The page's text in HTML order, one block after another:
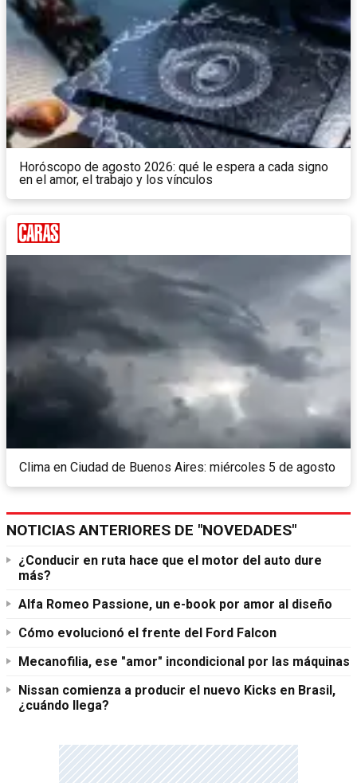
Horóscopo de agosto 2026: qué le espera a cada signo
en el amor, el trabajo y los vínculos
Clima en Ciudad de Buenos Aires: miércoles 5 de agosto
NOTICIAS ANTERIORES DE "NOVEDADES"
¿Conducir en ruta hace que el motor del auto dure
más?
Alfa Romeo Passione, un e-book por amor al diseño
Cómo evolucionó el frente del Ford Falcon
Mecanofilia, ese "amor" incondicional por las máquinas
Nissan comienza a producir el nuevo Kicks en Brasil,
¿cuándo llega?